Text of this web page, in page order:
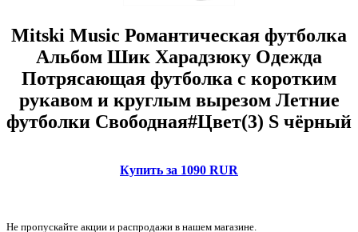
Mitski Music Романтическая футболка
Альбом Шик Харадзюку Одежда
Потрясающая футболка с коротким
рукавом и круглым вырезом Летние
футболки Свободная#Цвет(3) S чёрный
Купить за 1090 RUR
Не пропускайте акции и распродажи в нашем магазине.